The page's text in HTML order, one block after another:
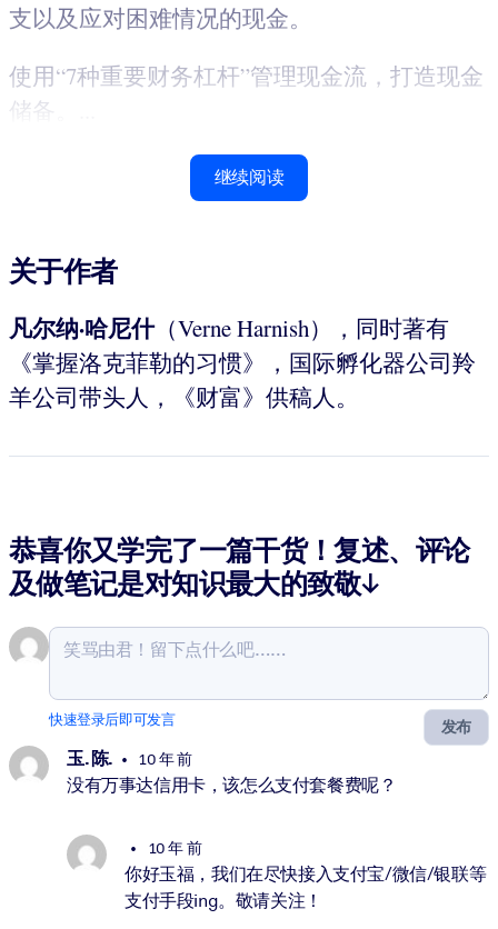
支以及应对困难情况的现金。
使用“7种重要财务杠杆”管理现金流，打造现金
储备。...
继续阅读
关于作者
凡尔纳·哈尼什（Verne Harnish），同时著有
《掌握洛克菲勒的习惯》，国际孵化器公司羚
羊公司带头人，《财富》供稿人。
恭喜你又学完了一篇干货！复述、评论
及做笔记是对知识最大的致敬↓
发布
快速登录后即可发言
玉. 陈. 10 年 前
没有万事达信用卡，该怎么支付套餐费呢？
10 年 前
你好玉福，我们在尽快接入支付宝/微信/银联等
支付手段ing。敬请关注！